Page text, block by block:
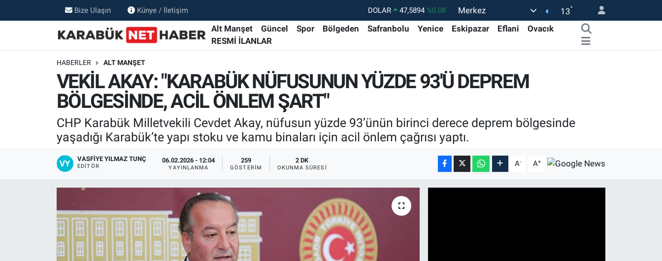
Bize Ulaşın Künye / İletişim DOLAR 47,5894 %0.08
EURO
55,0398 %-0.02
BİST100
13.703 %11
Merkez 13°
Alt Manşet Güncel Spor Bölgeden Safranbolu Yenice Eskipazar Eflani
Ovacık
RESMİ İLANLAR
HABERLER ALT MANŞET
VEKİL AKAY: "KARABÜK NÜFUSUNUN YÜZDE 93'Ü DEPREM
BÖLGESİNDE, ACİL ÖNLEM ŞART"
CHP Karabük Milletvekili Cevdet Akay, nüfusun yüzde 93’ünün birinci derece deprem bölgesinde
yaşadığı Karabük’te yapı stoku ve kamu binaları için acil önlem çağrısı yaptı.
VASFIYE YILMAZ TUNÇ
EDITÖR
06.02.2026 - 12:04
YAYINLANMA
259
GÖSTERIM
2 DK
OKUNMA SÜRESI A- A+